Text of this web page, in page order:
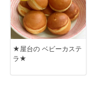
★屋台の ベビーカステ
ラ★